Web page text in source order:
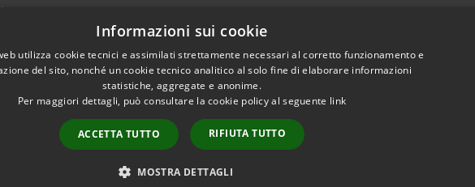
di accessibilità
di accessibilità dal 2025
Copyright © 2026 • Comune di Gessate • Powered by
Informazioni sui cookie
utilizza cookie tecnici e assimilati strettamente necessari al corretto funzionamento e
del sito, nonché un cookie tecnico analitico al solo fine di elaborare informazioni
statistiche, aggregate e anonime.
Per maggiori dettagli, può consultare la cookie policy al seguente link
ACCETTA TUTTO RIFIUTA TUTTO
MOSTRA DETTAGLI